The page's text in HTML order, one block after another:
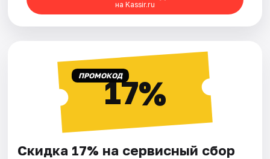
на Kassir.ru
ПРОМОКОД17%
Скидка 17% на сервисный сбор